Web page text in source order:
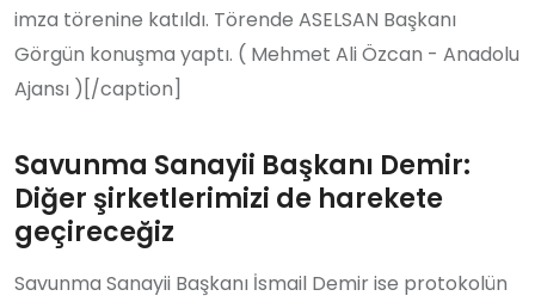
imza törenine katıldı. Törende ASELSAN Başkanı
Görgün konuşma yaptı. ( Mehmet Ali Özcan - Anadolu
Ajansı )[/caption]
Savunma Sanayii Başkanı Demir:
Diğer şirketlerimizi de harekete
geçireceğiz
Savunma Sanayii Başkanı İsmail Demir ise protokolün